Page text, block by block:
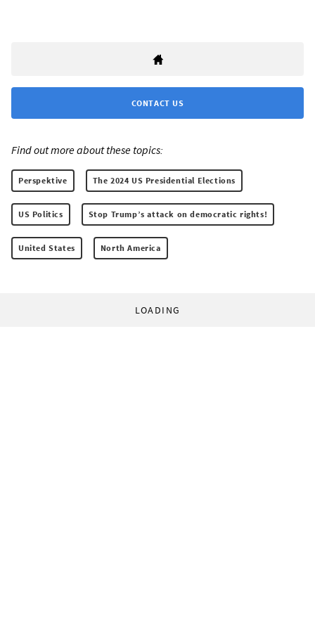
CONTACT US
Find out more about these topics:
Perspektive The 2024 US Presidential Elections
US Politics Stop Trump’s attack on democratic rights!
United States North America
LOADING